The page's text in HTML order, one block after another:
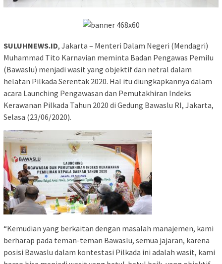
SULUHNEWS.ID, Jakarta – Menteri Dalam Negeri (Mendagri)
Muhammad Tito Karnavian meminta Badan Pengawas Pemilu
(Bawaslu) menjadi wasit yang objektif dan netral dalam
helatan Pilkada Serentak 2020. Hal itu diungkapkannya dalam
acara Launching Pengawasan dan Pemutakhiran Indeks
Kerawanan Pilkada Tahun 2020 di Gedung Bawaslu RI, Jakarta,
Selasa (23/06/2020).
“Kemudian yang berkaitan dengan masalah manajemen, kami
berharap pada teman-teman Bawaslu, semua jajaran, karena
posisi Bawaslu dalam kontestasi Pilkada ini adalah wasit, kami